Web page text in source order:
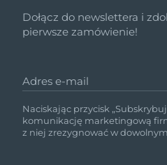
Dołącz do newslettera i
pierwsze zamówienie!
Adres e-mail
Naciskając przycisk
komunikację marketingową
z niej zrezygnować w